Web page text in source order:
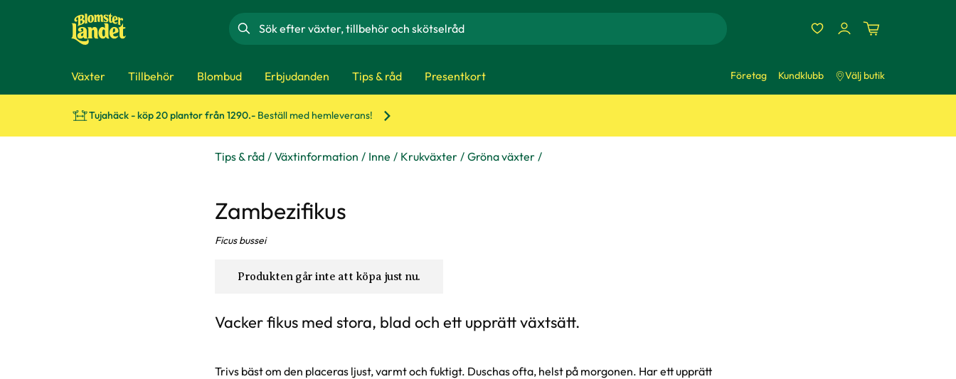
Sök
Växter Tillbehör Blombud Erbjudanden Tips & råd Presentkort Företag Kundklubb Välj butik
Tujahäck - köp 20 plantor från 1290.- Beställ med hemleverans!
Tips & råd Växtinformation Inne Krukväxter Gröna växter
Zambezifikus
Ficus bussei
Produkten går inte att köpa just nu.
Vacker fikus med stora, blad och ett upprätt växtsätt.
Trivs bäst om den placeras ljust, varmt och fuktigt. Duschas ofta, helst på morgonen. Har ett upprätt